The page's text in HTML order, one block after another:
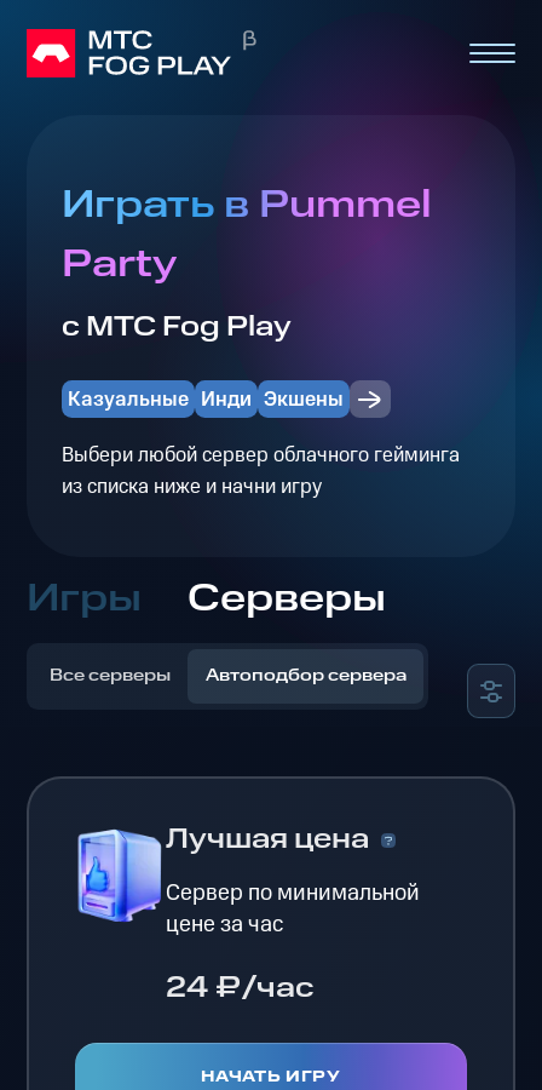
Играть в Pummel
Party
с МТС Fog Play
Казуальные Инди Экшены
Выбери любой сервер облачного гейминга
из списка ниже и начни игру
Игры Серверы
Все серверы Автоподбор сервера
Лучшая цена
Сервер по минимальной
цене за час
24 ₽/час
НАЧАТЬ ИГРУ